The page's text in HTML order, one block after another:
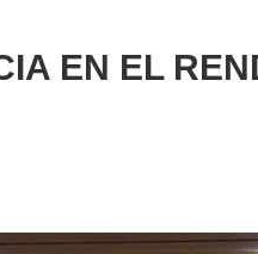
EN EL